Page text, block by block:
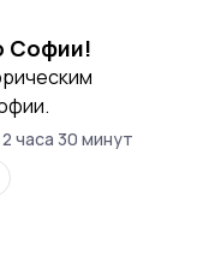
Софии!
2 часа 30 минут